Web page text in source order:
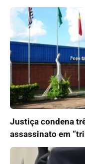
Justiça condena
assassinato em